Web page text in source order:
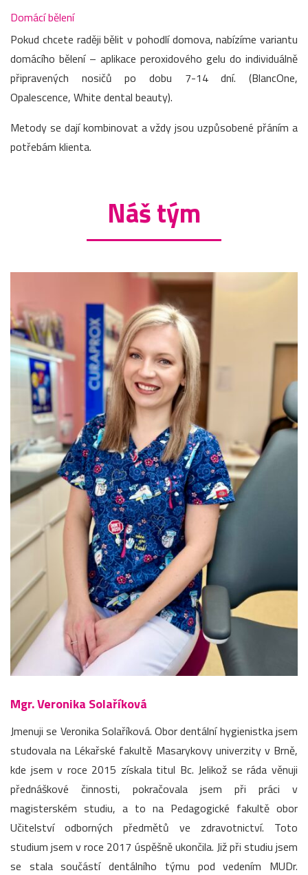
Domácí bělení
Pokud chcete raději bělit v pohodlí domova, nabízíme variantu
domácího bělení – aplikace peroxidového gelu do individuálně
připravených nosičů po dobu 7-14 dní. (BlancOne,
Opalescence, White dental beauty).
Metody se dají kombinovat a vždy jsou uzpůsobené přáním a
potřebám klienta.
Náš tým
Mgr. Veronika Solaříková
Jmenuji se Veronika Solaříková. Obor dentální hygienistka jsem
studovala na Lékařské fakultě Masarykovy univerzity v Brně,
kde jsem v roce 2015 získala titul Bc. Jelikož se ráda věnuji
přednáškové činnosti, pokračovala jsem při práci v
magisterském studiu, a to na Pedagogické fakultě obor
Učitelství odborných předmětů ve zdravotnictví. Toto
studium jsem v roce 2017 úspěšně ukončila. Již při studiu jsem
se stala součástí dentálního týmu pod vedením MUDr.